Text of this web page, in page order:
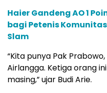
Haier Gandeng AO 1
bagi Petenis
Slam
“Kita punya Pak
Airlangga. Ketiga orang
masing,” ujar Budi Arie.